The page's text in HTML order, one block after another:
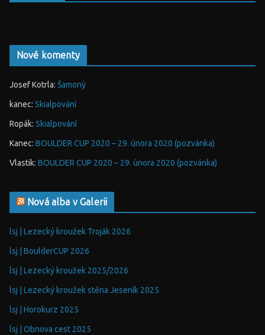
Nové komenty
Josef Kotrla: Šamoný
kanec: Skialpování
Ropák: Skialpování
Kanec: BOULDER CUP 2020 – 29. února 2020 (pozvánka)
Vlastik: BOULDER CUP 2020 – 29. února 2020 (pozvánka)
Nová alba v Galerii
lsj | Lezecký kroužek Troják 2026
lsj | BoulderCUP 2026
lsj | Lezecký kroužek 2025/2026
lsj | Lezecký kroužek stěna Jeseník 2025
lsj | Horokurz 2025
lsj | Obnova cest 2025